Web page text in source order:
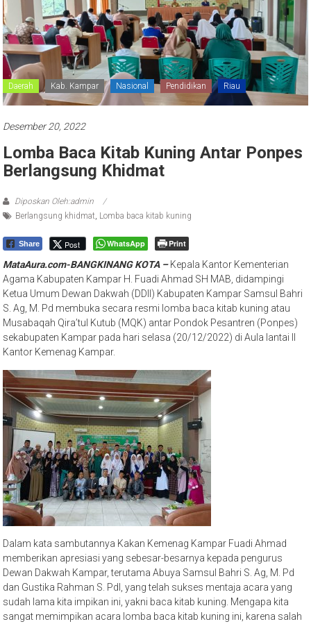
Daerah Kab. Kampar Nasional Pendidikan Riau
Desember 20, 2022
Lomba Baca Kitab Kuning Antar Ponpes
Berlangsung Khidmat
Diposkan Oleh:admin
Berlangsung khidmat Lomba baca kitab kuning
Share Post WhatsApp Print
MataAura.com-BANGKINANG KOTA –Kepala Kantor Kementerian
Agama Kabupaten Kampar H. Fuadi Ahmad SH MAB, didampingi
Ketua Umum Dewan Dakwah (DDII) Kabupaten Kampar Samsul Bahri
S. Ag, M. Pd membuka secara resmi lomba baca kitab kuning atau
Musabaqah Qira’tul Kutub (MQK) antar Pondok Pesantren (Ponpes)
sekabupaten Kampar pada hari selasa (20/12/2022) di Aula lantai II
Kantor Kemenag Kampar.
Dalam kata sambutannya Kakan Kemenag Kampar Fuadi Ahmad
memberikan apresiasi yang sebesar-besarnya kepada pengurus
Dewan Dakwah Kampar, terutama Abuya Samsul Bahri S. Ag, M. Pd
dan Gustika Rahman S. PdI, yang telah sukses mentaja acara yang
sudah lama kita impikan ini, yakni baca kitab kuning. Mengapa kita
sangat memimpikan acara lomba baca kitab kuning ini, karena salah